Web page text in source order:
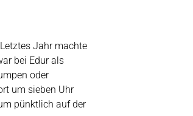
Jahr machte
bei Edur als
oder
um sieben Uhr
pünktlich auf der